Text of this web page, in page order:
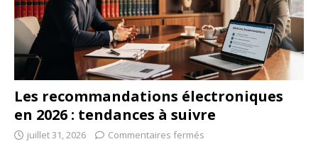
Les recommandations électroniques
en 2026 : tendances à suivre
juillet 31, 2026 Commentaires fermés